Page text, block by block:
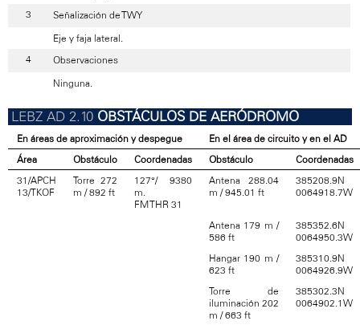
Señalización de TWY
Eje y faja lateral.
Observaciones
Ninguna.
OBSTÁCULOS DE AERÓDROMO
En áreas de aproximación y despegue
En el área de circuito y en el AD
Área
Obstáculo Coordenadas Obstáculo
Coordenadas
31/APCH
13/TKOF
Torre 272
m / 892 ft
127°/ 9380
m.
FM THR 31
Antena 288.04
m / 945.01 ft
385208.9N
0064918.7W
Antena 179 m /
586 ft
385352.6N
0064950.3W
Hangar 190 m /
623 ft
385310.9N
0064926.9W
Torre de
iluminación 202
m / 663 ft
385302.3N
0064902.1W